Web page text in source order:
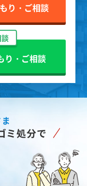
り・ご相談
り・ご相談
ミ処分で